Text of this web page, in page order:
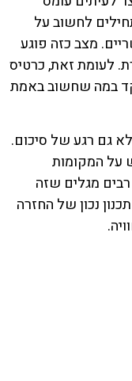
לחשוב על
מצב כזה פוגע
לעומת זאת, כרטיס
במה שחשוב באמת
גם רגע של סיכום.
על המקומות
רבים מגלים שזה
נכון של החזרה